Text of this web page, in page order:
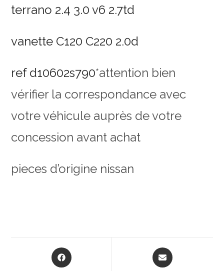
terrano 2.4 3.0 v6 2.7td
vanette C120 C220 2.0d
ref d10602s790*attention bien
vérifier la correspondance avec
votre véhicule auprès de votre
concession avant achat
pieces d’origine nissan
Opens
in
Opens
in